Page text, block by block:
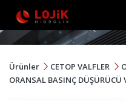
Ürünler CETOP VALFLER
ORANSAL BASINÇ DÜŞÜRÜCÜ